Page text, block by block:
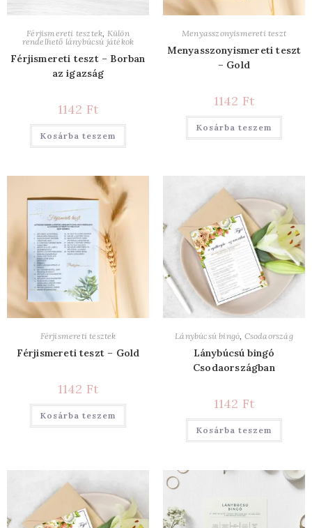
Férjismereti tesztek Külön
rendelhető lánybúcsú játékok
Férjismereti teszt – Borban
az igazság
1142 Ft
Kosárba teszem
Menyasszonyismereti teszt
Menyasszonyismereti teszt
– Gold
1142 Ft
Kosárba teszem
Férjismereti tesztek
Férjismereti teszt – Gold
1142 Ft
Kosárba teszem
Lánybúcsú bingó Csodaország
Lánybúcsú bingó
Csodaországban
1142 Ft
Kosárba teszem